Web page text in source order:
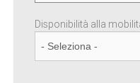
Disponibilità alla